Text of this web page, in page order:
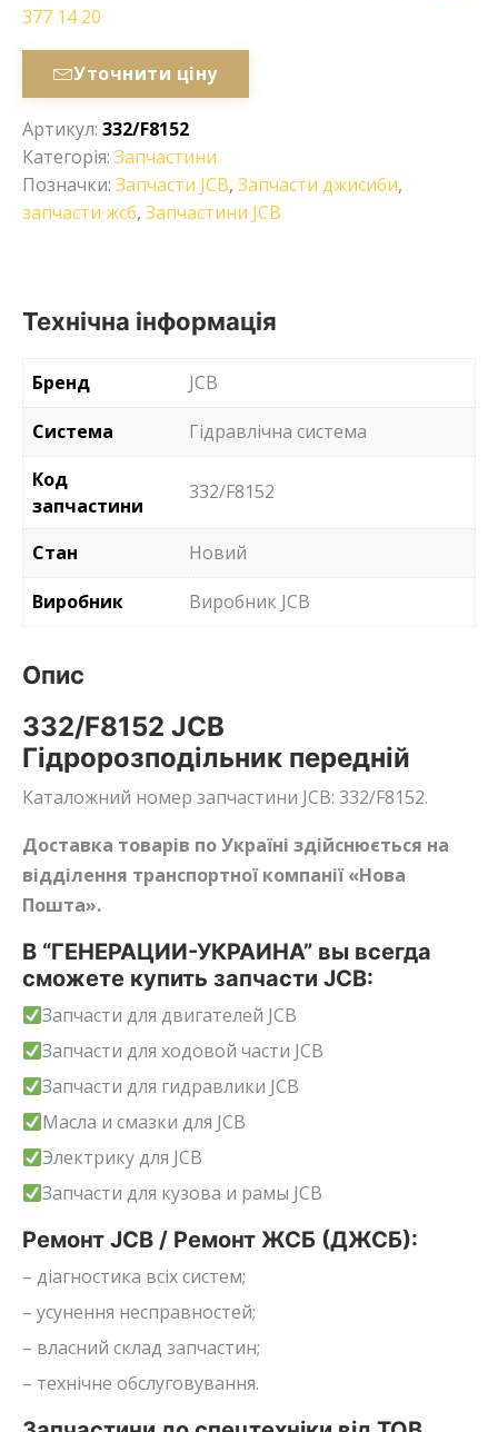
377 14 20
Уточнити ціну
Артикул: 332/F8152
Категорія: Запчастини
Позначки: Запчасти JCB, Запчасти джисиби,
запчасти жсб, Запчастини JCB
Технічна інформація
Бренд
JCB
Система
Гідравлічна система
Код
запчастини
332/F8152
Стан
Новий
Виробник
Виробник JCB
Опис
332/F8152 JCB
Гідророзподільник передній
Каталожний номер запчастини JCB: 332/F8152.
Доставка товарів по Україні здійснюється на
відділення транспортної компанії «Нова
Пошта».
В “ГЕНЕРАЦИИ-УКРАИНА” вы всегда
сможете купить запчасти JCB:
Запчасти для двигателей JCB
Запчасти для ходовой части JCB
Запчасти для гидравлики JCB
Масла и смазки для JCB
Электрику для JCB
Запчасти для кузова и рамы JCB
Ремонт JCB / Ремонт ЖСБ (ДЖСБ):
– діагностика всіх систем;
– усунення несправностей;
– власний склад запчастин;
– технічне обслуговування.